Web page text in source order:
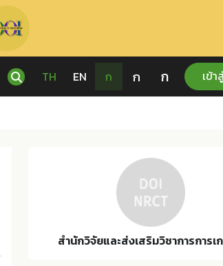
TH EN ก ก ก เข้า
สำนักวิจัยและส่งเสริมวิชาการการเ